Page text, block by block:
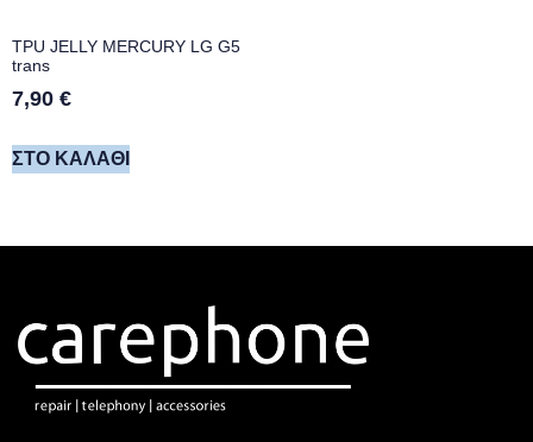
TPU JELLY MERCURY LG G5
trans
7,90 €
ΣΤΟ ΚΑΛΆΘΙ